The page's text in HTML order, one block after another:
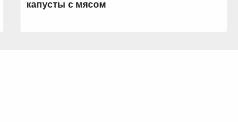
капусты с мясом